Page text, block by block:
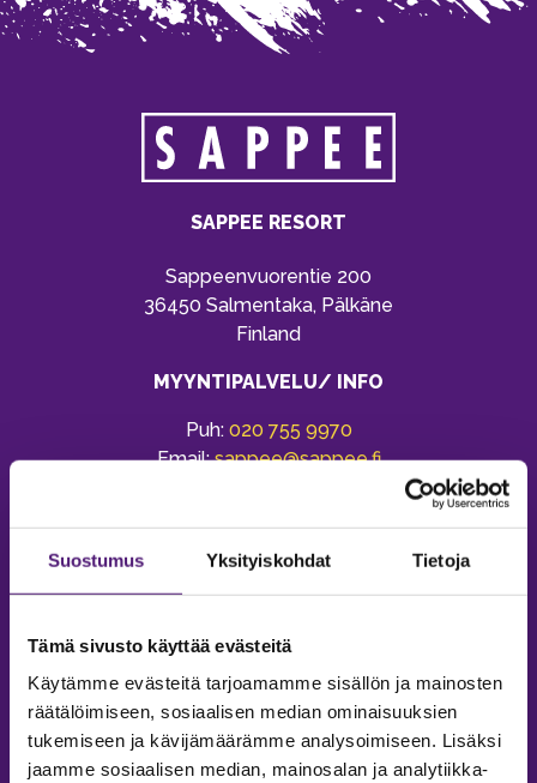
Suostumus Yksityiskohdat Tietoja
Tämä sivusto käyttää evästeitä
Käytämme evästeitä tarjoamamme sisällön ja mainosten
räätälöimiseen, sosiaalisen median ominaisuuksien
tukemiseen ja kävijämäärämme analysoimiseen. Lisäksi
jaamme sosiaalisen median, mainosalan ja analytiikka-
SAPPEE RESORT
Sappeenvuorentie 200
36450 Salmentaka, Pälkäne
Finland
MYYNTIPALVELU/ INFO
Puh: 020 755 9970
Email:sappee@sappee.fi